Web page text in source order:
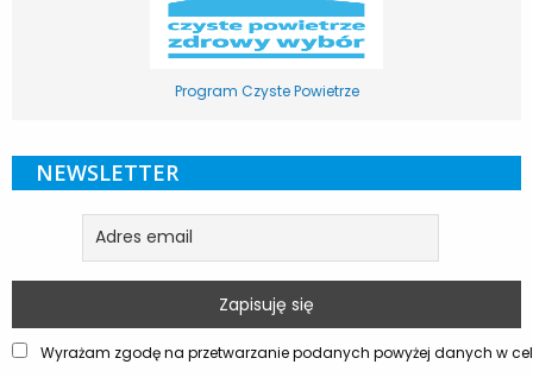
Program Czyste Powietrze
NEWSLETTER
Wyrażam zgodę na przetwarzanie podanych powyżej danych w